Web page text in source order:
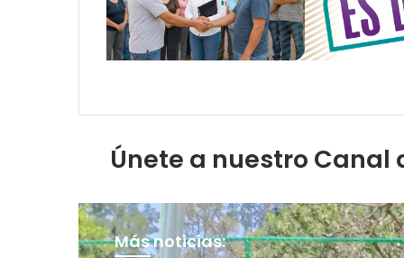
Únete a nuestro Canal
Más noticias: